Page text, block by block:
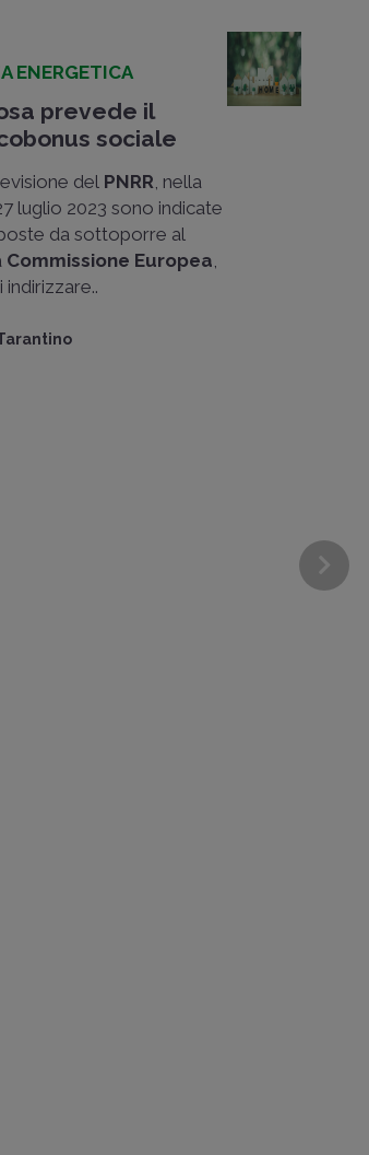
ENERGETICA
prevede il
sociale
del PNRR , nella
luglio 2023 sono indicate
da sottoporre al
Commissione Europea
indirizzare..